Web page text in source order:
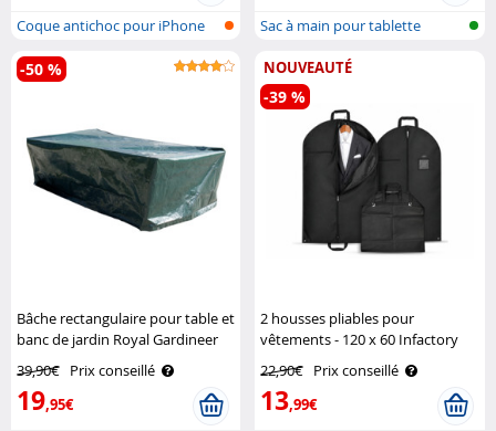
Coque antichoc pour iPhone
16, comp..
Sac à main pour tablette
Bâche rectangulaire pour table et
banc de jardin Royal Gardineer
39,90€ Prix conseillé
19,95€
-50 % NOUVEAUTÉ
2 housses pliables pour
vêtements - 120 x 60 Infactory
22,90€ Prix conseillé
13,99€
-39 %